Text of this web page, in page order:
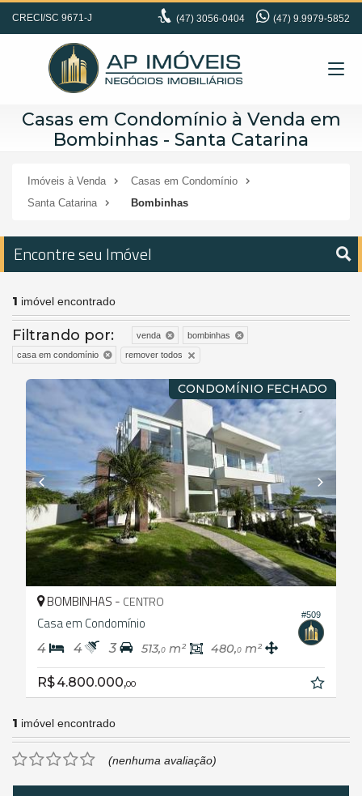
CRECI/SC 9671-J (47) 3056-0404 (47) 9.9979-5852
Casas em Condomínio à Venda em
Bombinhas - Santa Catarina
Imóveis à Venda
Casas em Condomínio
Santa Catarina
Bombinhas
Encontre seu Imóvel
1 imóvel encontrado
Filtrando por: venda
bombinhas
casa em condomínio
remover todos
CONDOMÍNIO FECHADO
#509
BOMBINHAS - CENTRO
Casa em Condomínio
4 4 3 513,0 m² 480,0 m²
R$ 4.800.000,00
1 imóvel encontrado
(nenhuma avaliação)